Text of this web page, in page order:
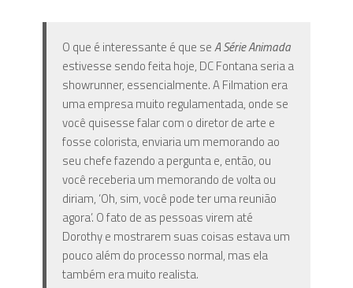
O que é interessante é que seA Série Animada
estivesse sendo feita hoje, DC Fontana seria a
showrunner, essencialmente. A Filmation era
uma empresa muito regulamentada, onde se
você quisesse falar com o diretor de arte e
fosse colorista, enviaria um memorando ao
seu chefe fazendo a pergunta e, então, ou
você receberia um memorando de volta ou
diriam, ‘Oh, sim, você pode ter uma reunião
agora’. O fato de as pessoas virem até
Dorothy e mostrarem suas coisas estava um
pouco além do processo normal, mas ela
também era muito realista.